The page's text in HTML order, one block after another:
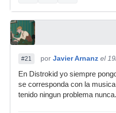
#21 por Javier Arnanz el
En Distrokid yo siempre
se corresponda con la
tenido ningun problema nunca.